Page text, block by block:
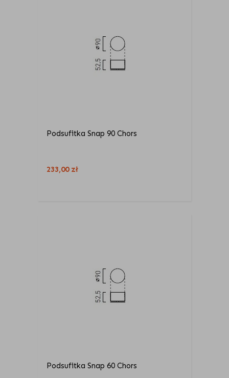
Podsufitka Snap 90 Chors
233,00 zł
Podsufitka Snap 60 Chors